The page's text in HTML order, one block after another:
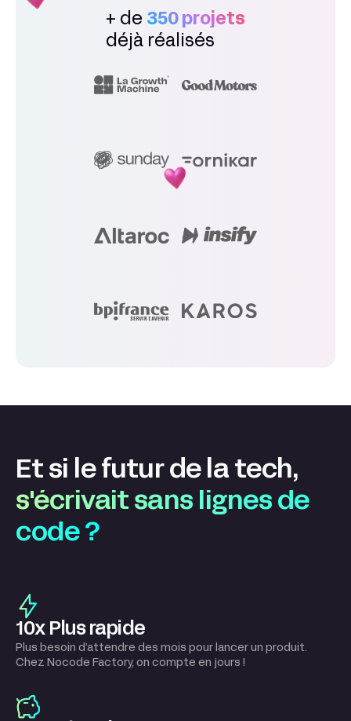
+ de 350 projets
déjà réalisés
Et si le futur de la tech,
s'écrivait sans lignes de
code ?
10x Plus rapide
Plus besoin d’attendre des mois pour lancer un produit.
Chez Nocode Factory, on compte en jours !